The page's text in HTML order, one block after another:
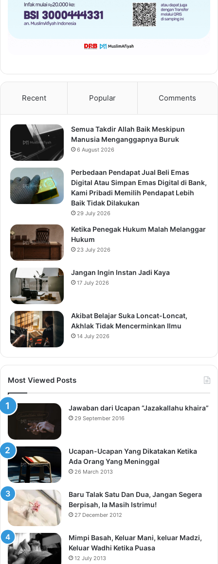
Recent Popular Comments
Semua Takdir Allah Baik Meskipun
Manusia Menganggapnya Buruk
6 August 2026
Perbedaan Pendapat Jual Beli Emas
Digital Atau Simpan Emas Digital di Bank,
Kami Pribadi Memilih Pendapat Lebih
Baik Tidak Dilakukan
29 July 2026
Ketika Penegak Hukum Malah Melanggar
Hukum
23 July 2026
Jangan Ingin Instan Jadi Kaya
17 July 2026
Akibat Belajar Suka Loncat-Loncat,
Akhlak Tidak Mencerminkan Ilmu
14 July 2026
Most Viewed Posts
Jawaban dari Ucapan “Jazakallahu khaira”
29 September 2016
Ucapan-Ucapan Yang Dikatakan Ketika
Ada Orang Yang Meninggal
26 March 2013
Baru Talak Satu Dan Dua, Jangan Segera
Berpisah, Ia Masih Istrimu!
27 December 2012
Mimpi Basah, Keluar Mani, keluar Madzi,
Keluar Wadhi Ketika Puasa
12 July 2013